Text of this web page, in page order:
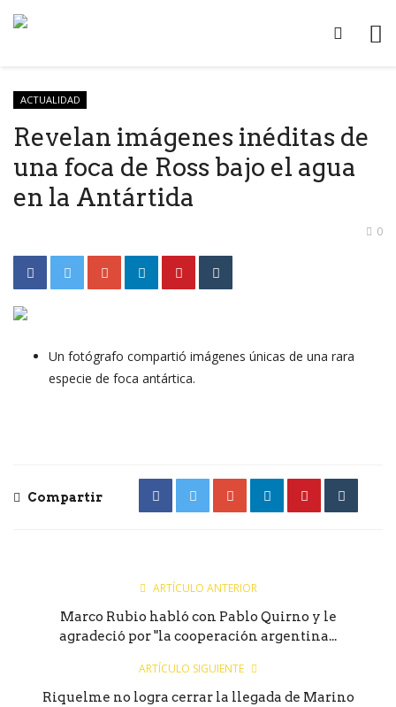
ACTUALIDAD
Revelan imágenes inéditas de
una foca de Ross bajo el agua
en la Antártida
0
Un fotógrafo compartió imágenes únicas de una rara
especie de foca antártica.
Compartir
ARTÍCULO ANTERIOR
Marco Rubio habló con Pablo Quirno y le
agradeció por "la cooperación argentina...
ARTÍCULO SIGUIENTE
Riquelme no logra cerrar la llegada de Marino